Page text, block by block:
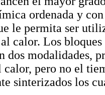
ordenada y
le permita ser
calor. Los
dos modalidades,
calor, pero no el
sinterizados los